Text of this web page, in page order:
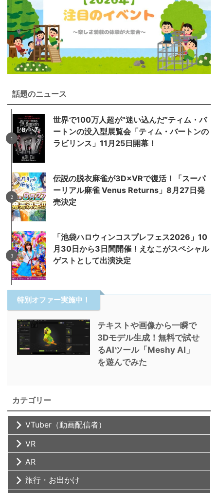
話題のニュース
世界で100万人超が“迷い込んだ”ティム・バ
ートンの没入型展覧会「ティム・バートンの
ラビリンス」11月25日開幕！
伝説の脱衣麻雀が3D×VRで復活！「スーパ
ーリアル麻雀 Venus Returns」8月27日発
売決定
「池袋ハロウィンコスプレフェス2026」10
月30日から3日間開催！えなこがスペシャル
ゲストとして出演決定
特別オファー実施中！
テキストや画像から一瞬で
3Dモデル生成！無料で試せ
るAIツール「Meshy AI」
を遊んでみた
カテゴリー
VTuber（動画配信者）
VR
AR
旅行・お出かけ